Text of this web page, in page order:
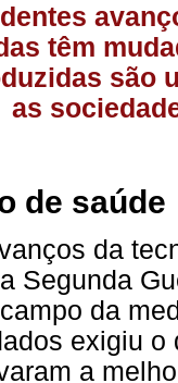
têm
são
as
de saúde
da
Segunda
da
exigiu
a